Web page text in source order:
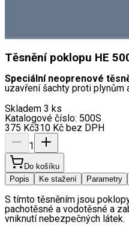
Těsnění poklopu HE
Speciální neoprenové
uzavření šachty proti plynům
Skladem 3 ks
Katalogové číslo: 500S
375 Kč310 Kč bez DPH
1
Do košíku
Popis
Ke stažení Parametry
S tímto těsněním jsou
pachotěsné a vodotěsné a
vniknutí nebezpečných látek.